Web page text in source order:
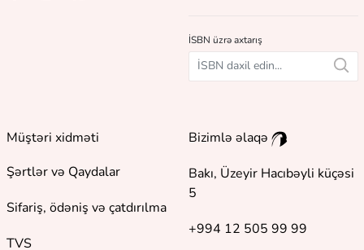
İSBN üzrə axtarış
Müştəri xidməti
Şərtlər və Qaydalar
Sifariş, ödəniş və çatdırılma
TVS
Bizimlə əlaqə
Bakı, Üzeyir Hacıbəyli küçəsi
5
+994 12 505 99 99